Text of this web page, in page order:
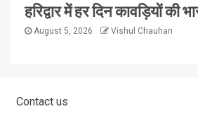
हरिद्वार में हर दिन कावड़ियों की
August 5, 2026 Vishul Chauhan
Contact us